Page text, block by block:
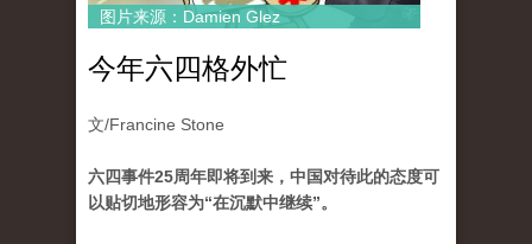
图片来源：Damien Glez
今年六四格外忙
文/Francine Stone
六四事件25周年即将到来，中国对待此的态度可
以贴切地形容为“在沉默中继续”。